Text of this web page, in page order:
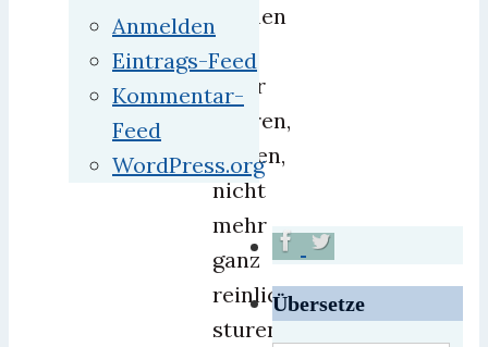
suchen
und
einer
älteren,
dicken,
nicht
mehr
ganz
reinlichen,
sturen,
Anmelden
Eintrags-Feed
Kommentar-
Feed
WordPress.org
Übersetze